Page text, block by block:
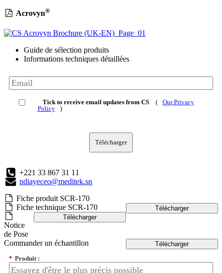
Acrovyn®
Guide de sélection produits
Informations techniques détaillées
Tick to receive email updates from CS (
Our Privacy
Policy
)
Télécharger
+221 33 867 31 11
ndiayeceo@meditek.sn
Fiche produit SCR-170
Télécharger
Fiche technique SCR-170
Télécharger
Notice
de Pose
Télécharger
Commander un échantillon
* Produit :